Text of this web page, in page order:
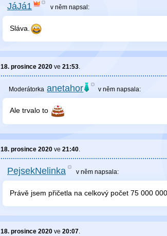
JáJá1 v něm napsal:
Sláva.
18. prosince 2020 ve 21:53.
anetahor v němnapsala:
Ale trvalo to
18. prosince 2020 ve 21:40.
PejsekNelinka v němnapsala:
Právě jsem přičetla na celkový počet 75 000 000.
18. prosince 2020 ve 20:07.